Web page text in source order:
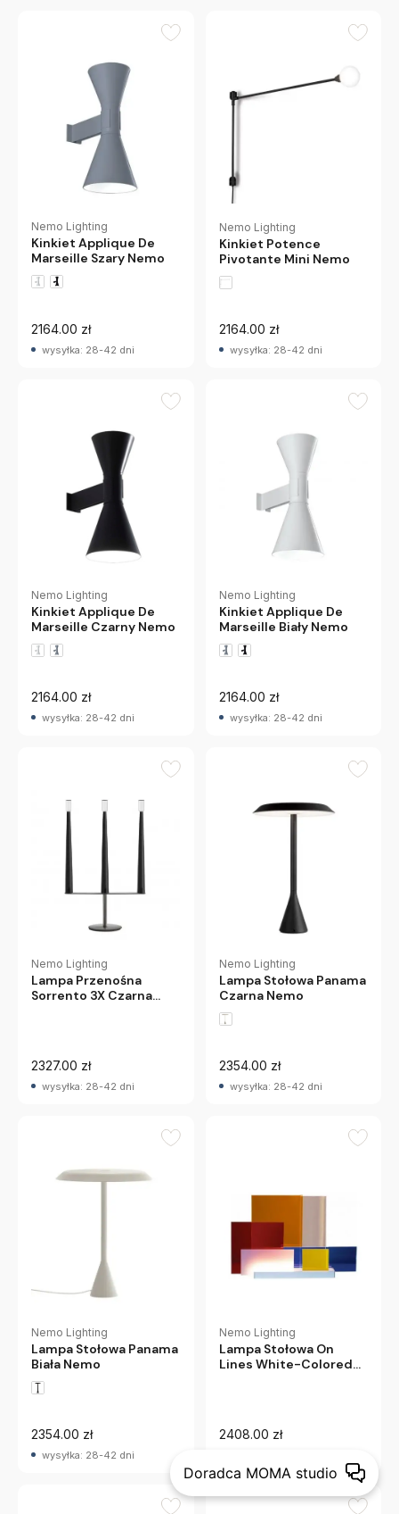
Nemo Lighting
Kinkiet Applique De
Marseille Szary Nemo
2164.00 zł
wysyłka: 28-42 dni
Nemo Lighting
Kinkiet Potence
Pivotante Mini Nemo
2164.00 zł
wysyłka: 28-42 dni
Nemo Lighting
Kinkiet Applique De
Marseille Czarny Nemo
2164.00 zł
wysyłka: 28-42 dni
Nemo Lighting
Kinkiet Applique De
Marseille Biały Nemo
2164.00 zł
wysyłka: 28-42 dni
Nemo Lighting
Lampa Przenośna
Sorrento 3X Czarna
2327.00 zł
wysyłka: 28-42 dni
Nemo Lighting
Lampa Stołowa Panama
Czarna Nemo
2354.00 zł
wysyłka: 28-42 dni
Nemo Lighting
Lampa Stołowa Panama
Biała Nemo
2354.00 zł
wysyłka: 28-42 dni
Nemo Lighting
Lampa Stołowa On
Lines White-Colored
2408.00 zł
Doradca MOMA studio